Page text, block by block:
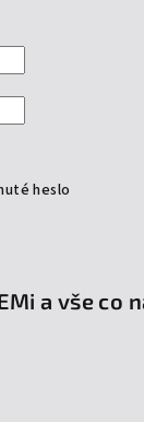
heslo
a vše co